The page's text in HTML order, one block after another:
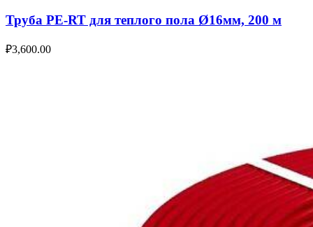
Труба PE-RT для теплого пола Ø16мм, 200 м
₽3,600.00